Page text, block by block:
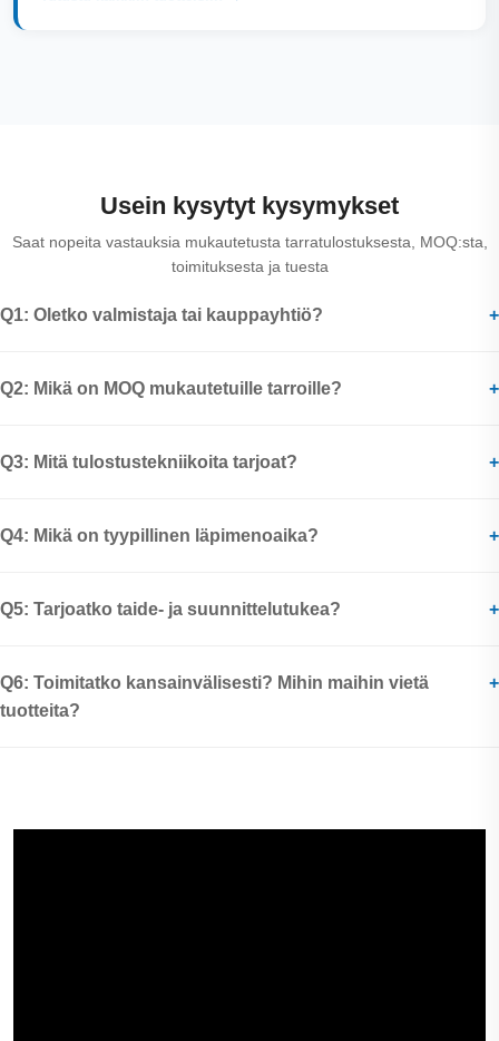
Usein kysytyt kysymykset
Saat nopeita vastauksia mukautetusta tarratulostuksesta, MOQ:sta,
toimituksesta ja tuesta
Q1: Oletko valmistaja tai kauppayhtiö? +
Q2: Mikä on MOQ mukautetuille tarroille? +
Q3: Mitä tulostustekniikoita tarjoat? +
Q4: Mikä on tyypillinen läpimenoaika? +
Q5: Tarjoatko taide- ja suunnittelutukea? +
Q6: Toimitatko kansainvälisesti? Mihin maihin vietä
tuotteita?
+